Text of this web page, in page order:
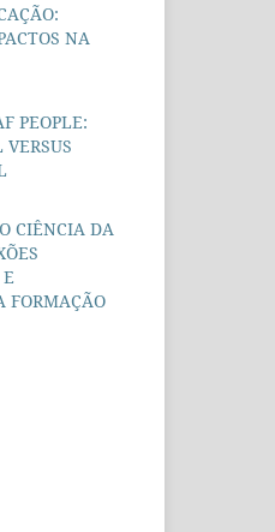
NA
PEOPLE:
CIÊNCIA DA
FORMAÇÃO